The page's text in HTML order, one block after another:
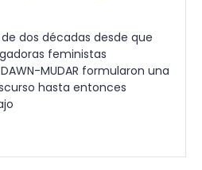
dos décadas desde que
feministas
MUDAR formularon una
hasta entonces